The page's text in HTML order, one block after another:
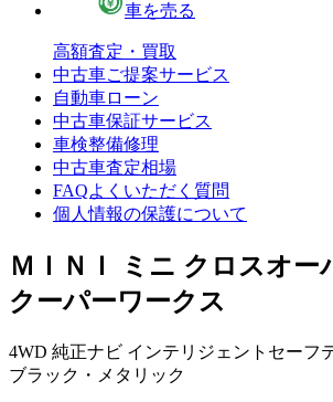
車を売る
高額査定・買取
中古車ご提案サービス
自動車ローン
中古車保証サービス
車検整備修理
中古車査定相場
FAQよくいただく質問
個人情報の保護について
ＭＩＮＩ ミニ クロスオー
クーパーワークス
4WD 純正ナビ インテリジェントセーフ
ブラック・メタリック